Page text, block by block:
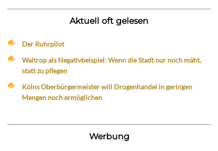
Aktuell oft gelesen
Der Ruhrpilot
Waltrop als Negativbeispiel: Wenn die Stadt nur noch mäht,
statt zu pflegen
Kölns Oberbürgermeister will Drogenhandel in geringen
Mengen noch ermöglichen
Werbung